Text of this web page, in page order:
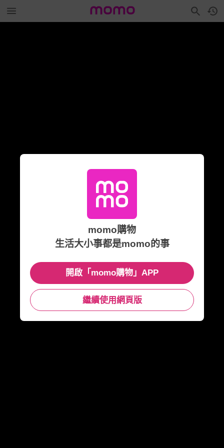
momo購物
生活大小事都是momo的事
開啟「momo購物」APP
繼續使用網頁版